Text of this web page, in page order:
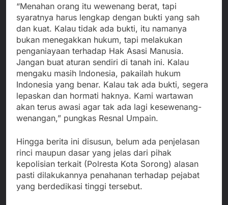
“Menahan orang itu wewenang berat, tapi
syaratnya harus lengkap dengan bukti yang sah
dan kuat. Kalau tidak ada bukti, itu namanya
bukan menegakkan hukum, tapi melakukan
penganiayaan terhadap Hak Asasi Manusia.
Jangan buat aturan sendiri di tanah ini. Kalau
mengaku masih Indonesia, pakailah hukum
Indonesia yang benar. Kalau tak ada bukti, segera
lepaskan dan hormati haknya. Kami wartawan
akan terus awasi agar tak ada lagi kesewenang-
wenangan,” pungkas Resnal Umpain.
Hingga berita ini disusun, belum ada penjelasan
rinci maupun dasar yang jelas dari pihak
kepolisian terkait (Polresta Kota Sorong) alasan
pasti dilakukannya penahanan terhadap pejabat
yang berdedikasi tinggi tersebut.